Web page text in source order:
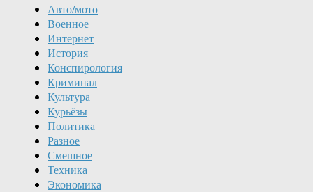
Авто/мото
Военное
Интернет
История
Конспирология
Криминал
Культура
Курьёзы
Политика
Разное
Смешное
Техника
Экономика